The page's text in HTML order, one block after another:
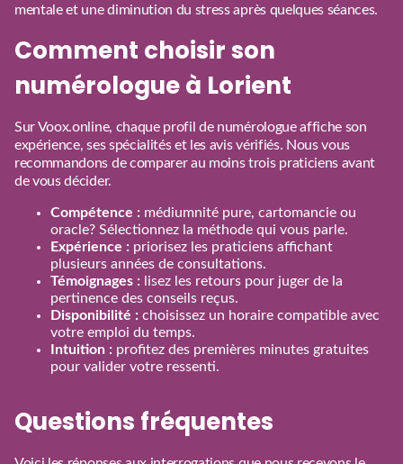
mentale et une diminution du stress après quelques séances.
Comment choisir son
numérologue à Lorient
Sur Voox.online, chaque profil de numérologue affiche son
expérience, ses spécialités et les avis vérifiés. Nous vous
recommandons de comparer au moins trois praticiens avant
de vous décider.
Compétence : médiumnité pure, cartomancie ou
oracle? Sélectionnez la méthode qui vous parle.
Expérience : priorisez les praticiens affichant
plusieurs années de consultations.
Témoignages : lisez les retours pour juger de la
pertinence des conseils reçus.
Disponibilité : choisissez un horaire compatible avec
votre emploi du temps.
Intuition : profitez des premières minutes gratuites
pour valider votre ressenti.
Questions fréquentes